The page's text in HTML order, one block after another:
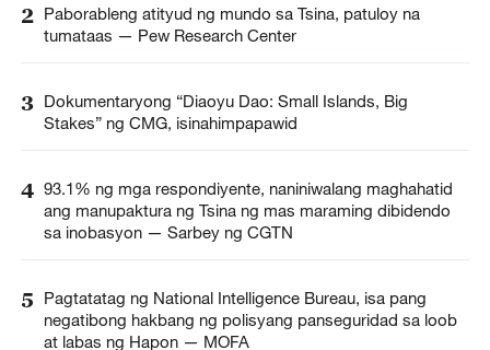
2 Paborableng atityud ng mundo sa Tsina, patuloy na
tumataas — Pew Research Center
3 Dokumentaryong “Diaoyu Dao: Small Islands, Big
Stakes” ng CMG, isinahimpapawid
4 93.1% ng mga respondiyente, naniniwalang maghahatid
ang manupaktura ng Tsina ng mas maraming dibidendo
sa inobasyon — Sarbey ng CGTN
5
Pagtatatag ng National Intelligence Bureau, isa pang
negatibong hakbang ng polisyang panseguridad sa loob
at labas ng Hapon — MOFA